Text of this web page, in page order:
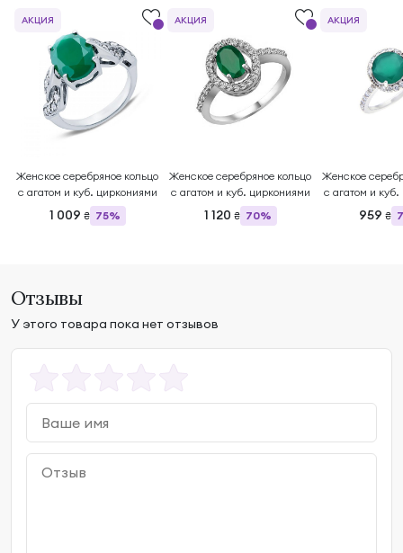
Женское серебряное кольцо
с агатом и куб. циркониями
1 009 ₴ 75%
АКЦИЯ
Женское серебряное кольцо
с агатом и куб. циркониями
1 120 ₴ 70%
АКЦИЯ
Женское
с агатом и
959 ₴
АКЦИЯ
Отзывы
У этого товара пока нет отзывов